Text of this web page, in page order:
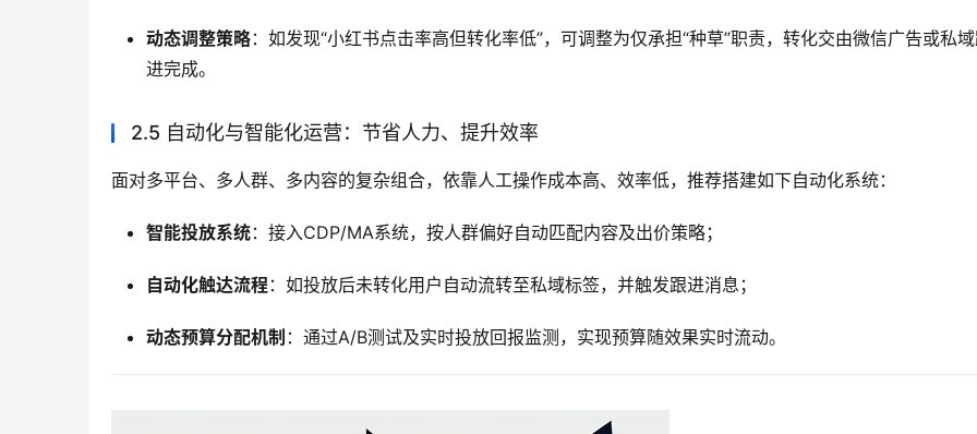
动态调整策略：如发现“小红书点击率高但转化率低”，可调整为仅承担“种草”职责，转化交由微信广告或私
进完成。
2.5 自动化与智能化运营：节省人力、提升效率
面对多平台、多人群、多内容的复杂组合，依靠人工操作成本高、效率低，推荐搭建如下自动化系统：
智能投放系统：接入CDP/MA系统，按人群偏好自动匹配内容及出价策略；
自动化触达流程：如投放后未转化用户自动流转至私域标签，并触发跟进消息；
动态预算分配机制 ：通过A/B测试及实时投放回报监测，实现预算随效果实时流动。